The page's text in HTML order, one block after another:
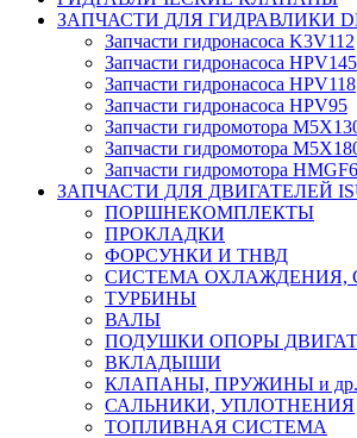
ЗАПЧАСТИ ДЛЯ ГИДРАВЛИКИ
Запчасти гидронасоса K3V112
Запчасти гидронасоса HPV145
Запчасти гидронасоса HPV118
Запчасти гидронасоса HPV95
Запчасти гидромотора
Запчасти гидромотора
Запчасти гидромотора
ЗАПЧАСТИ ДЛЯ ДВИГАТЕЛЕЙ
ПОРШНЕКОМПЛЕКТЫ
ПРОКЛАДКИ
ФОРСУНКИ И ТНВД
СИСТЕМА ОХЛАЖДЕНИЯ,
ТУРБИНЫ
ВАЛЫ
ПОДУШКИ ОПОРЫ
ВКЛАДЫШИ
КЛАПАНЫ, ПРУЖИНЫ и др.
САЛЬНИКИ, УПЛОТНЕНИЯ
ТОПЛИВНАЯ СИСТЕМА